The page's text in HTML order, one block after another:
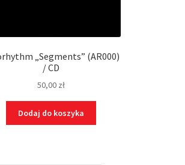
„Segments” (AR000)
/ CD
50,00 zł
Dodaj do koszyka